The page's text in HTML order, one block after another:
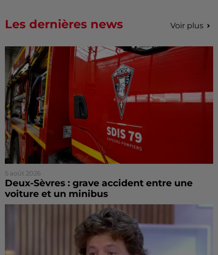
Les dernières news Voir plus
5 août 2026
Deux-Sèvres : grave accident entre une
voiture et un minibus